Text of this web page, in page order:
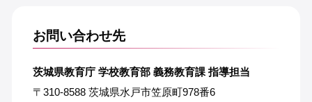
お問い合わせ先
茨城県教育庁 学校教育部 義務教育課 指導担当
〒310-8588 茨城県水戸市笠原町978番6